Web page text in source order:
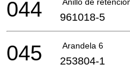
044 961018-5
Arandela 6
045 253804-1